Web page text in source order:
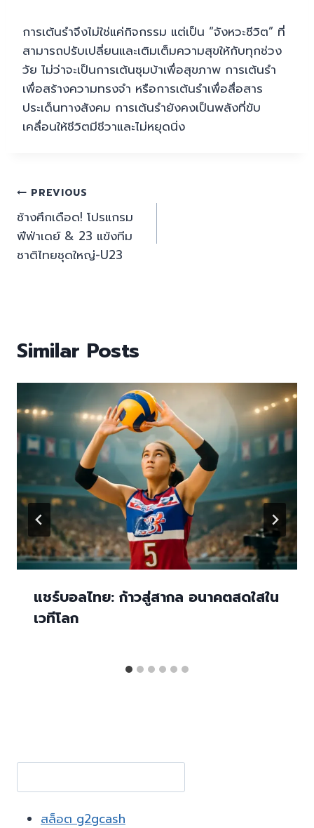
การเต้นรำจึงไม่ใช่แค่กิจกรรม แต่เป็น “จังหวะชีวิต” ที่
สามารถปรับเปลี่ยนและเติมเต็มความสุขให้กับทุกช่วง
วัย ไม่ว่าจะเป็นการเต้นซุมบ้าเพื่อสุขภาพ การเต้นรำ
เพื่อสร้างความทรงจำ หรือการเต้นรำเพื่อสื่อสาร
ประเด็นทางสังคม การเต้นรำยังคงเป็นพลังที่ขับ
เคลื่อนให้ชีวิตมีชีวาและไม่หยุดนิ่ง
Post
navigation
PREVIOUS
ช้างศึกเดือด! โปรแกรม
ฟีฟ่าเดย์ & 23 แข้งทีม
ชาติไทยชุดใหญ่-U23
Similar Posts
แชร์บอลไทย: ก้าวสู่สากล อนาคตสดใสใน
เวทีโลก
สล็อต g2gcash